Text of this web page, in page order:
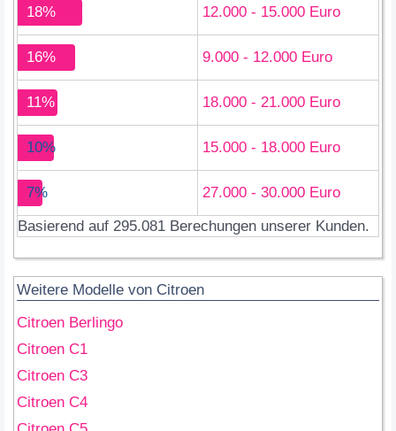
18% 12.000 - 15.000 Euro
16% 9.000 - 12.000 Euro
11% 18.000 - 21.000 Euro
10% 15.000 - 18.000 Euro
7%
27.000 - 30.000 Euro
Basierend auf 295.081 Berechungen unserer Kunden.
Weitere Modelle von Citroen
Citroen Berlingo
Citroen C1
Citroen C3
Citroen C4